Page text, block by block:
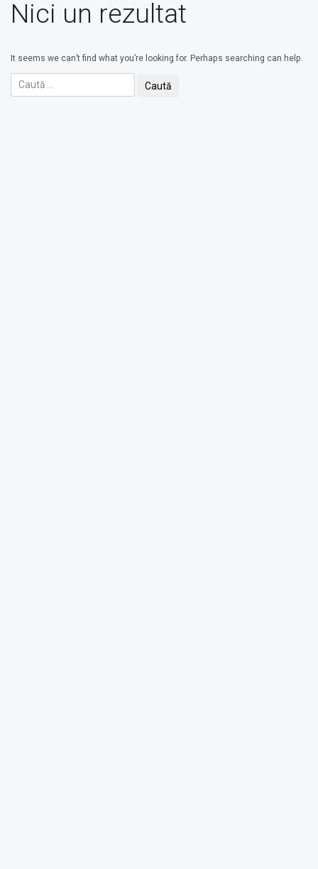
Nici un rezultat
It seems we can’t find what you’re looking for. Perhaps searching can help.